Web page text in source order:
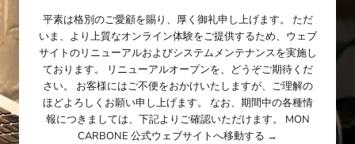
平素は格別のご愛顧を賜り、厚く御礼申し上げます。 ただ
いま、より上質なオンライン体験をご提供するため、ウェブ
サイトのリニューアルおよびシステムメンテナンスを実施し
ております。 リニューアルオープンを、どうぞご期待くだ
さい。 お客様にはご不便をおかけいたしますが、ご理解の
ほどよろしくお願い申し上げます。 なお、期間中の各種情
報につきましては、下記よりご確認いただけます。 MON
CARBONE 公式ウェブサイトへ移動する →